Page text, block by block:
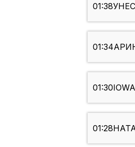
01:38
01:34
01:30
01:28